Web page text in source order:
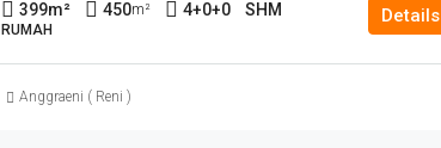
399m² 450m² 4+0+0 SHM
RUMAH
Details
Anggraeni ( Reni )